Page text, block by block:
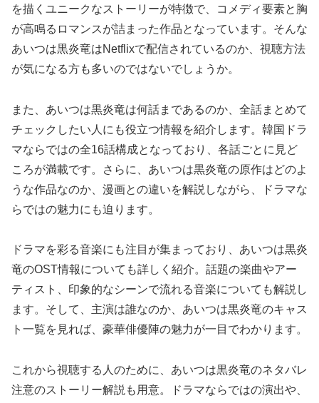
を描くユニークなストーリーが特徴で、コメディ要素と胸
が高鳴るロマンスが詰まった作品となっています。そんな
あいつは黒炎竜はNetflixで配信されているのか、視聴方法
が気になる方も多いのではないでしょうか。
また、あいつは黒炎竜は何話まであるのか、全話まとめて
チェックしたい人にも役立つ情報を紹介します。韓国ドラ
マならではの全16話構成となっており、各話ごとに見ど
ころが満載です。さらに、あいつは黒炎竜の原作はどのよ
うな作品なのか、漫画との違いを解説しながら、ドラマな
らではの魅力にも迫ります。
ドラマを彩る音楽にも注目が集まっており、あいつは黒炎
竜のOST情報についても詳しく紹介。話題の楽曲やアー
ティスト、印象的なシーンで流れる音楽についても解説し
ます。そして、主演は誰なのか、あいつは黒炎竜のキャス
ト一覧を見れば、豪華俳優陣の魅力が一目でわかります。
これから視聴する人のために、あいつは黒炎竜のネタバレ
注意のストーリー解説も用意。ドラマならではの演出や、